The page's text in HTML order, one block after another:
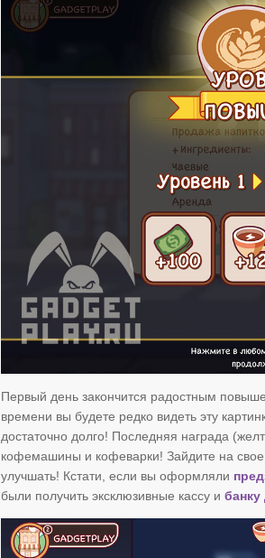
Первый день закончится радостным
времени вы будете редко видеть эту
достаточно долго! Последняя награда
кофемашины и кофеварки! Зайдите на
улучшать! Кстати, если вы оформляли
были получить эксклюзивные кассу и